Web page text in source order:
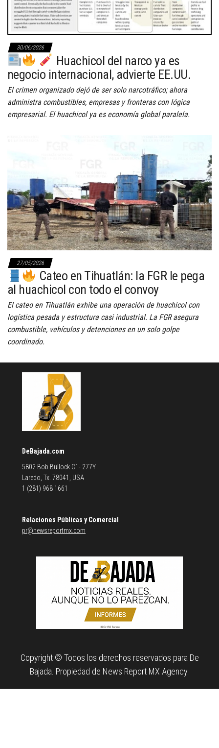
30/06/2026
Huachicol del narco ya es
negocio internacional, advierte EE.UU.
El crimen organizado dejó de ser solo narcotráfico; ahora
administra combustibles, empresas y fronteras con lógica
empresarial. El huachicol ya es economía global paralela.
27/05/2026
Cateo en Tihuatlán: la FGR le pega
al huachicol con todo el convoy
El cateo en Tihuatlán exhibe una operación de huachicol con
logística pesada y estructura casi industrial. La FGR asegura
combustible, vehículos y detenciones en un solo golpe
coordinado.
DeBajada.com
5802 Bob Bullock C1- 277Y
Laredo, Tx. 78041, USA
1 (281) 968 1661
Relaciones Públicas y Comercial
pr@newsreportmx.com
Copyright © Todos los derechos reservados para De
Bajada. Propiedad de News Report MX Agency.